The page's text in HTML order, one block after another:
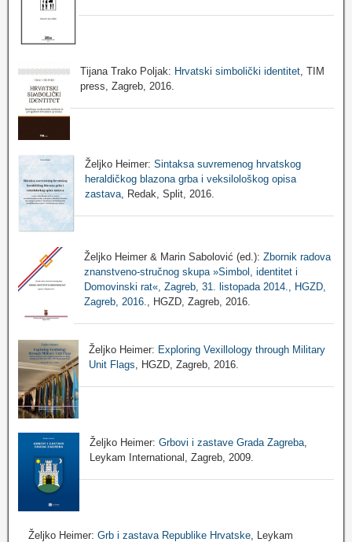
Tijana Trako Poljak: Hrvatski simbolički identitet , TIM
press, Zagreb, 2016.
Željko Heimer: Sintaksa suvremenog hrvatskog
heraldičkog blazona grba i veksilološkog opisa
zastava, Redak, Split, 2016.
Željko Heimer & Marin Sabolović (ed.): Zbornik radova
znanstveno-stručnog skupa »Simbol, identitet i
Domovinski rat«, Zagreb, 31. listopada 2014., HGZD,
Zagreb, 2016.
, HGZD, Zagreb, 2016.
Željko Heimer: Exploring Vexillology through Military
Unit Flags , HGZD, Zagreb, 2016.
Željko Heimer: Grbovi i zastave Grada Zagreba
Leykam International, Zagreb, 2009.
Željko Heimer: Grb i zastava Republike Hrvatske , Leykam